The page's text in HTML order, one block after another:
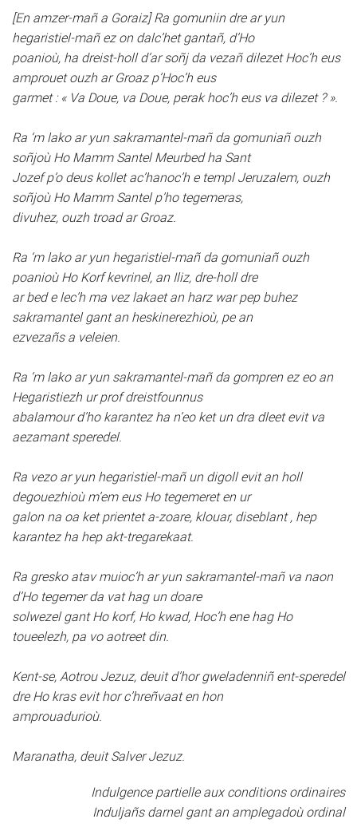
[En amzer-mañ a Goraiz] Ra gomuniin dre ar yun
hegaristiel-mañ ez on dalc’het gantañ, d’Ho
poanioù, ha dreist-holl d’ar soñj da vezañ dilezet Hoc’h eus
amprouet ouzh ar Groaz p’Hoc’h eus
garmet : « Va Doue, va Doue, perak hoc’h eus va dilezet ? ».
Ra ‘m lako ar yun sakramantel-mañ da gomuniañ ouzh
soñjoù Ho Mamm Santel Meurbed ha Sant
Jozef p’o deus kollet ac’hanoc’h e templ Jeruzalem, ouzh
soñjoù Ho Mamm Santel p’ho tegemeras,
divuhez, ouzh troad ar Groaz.
Ra ‘m lako ar yun hegaristiel-mañ da gomuniañ ouzh
poanioù Ho Korf kevrinel, an Iliz, dre-holl dre
ar bed e lec’h ma vez lakaet an harz war pep buhez
sakramantel gant an heskinerezhioù, pe an
ezvezañs a veleien.
Ra ‘m lako ar yun sakramantel-mañ da gompren ez eo an
Hegaristiezh ur prof dreistfounnus
abalamour d’ho karantez ha n’eo ket un dra dleet evit va
aezamant speredel.
Ra vezo ar yun hegaristiel-mañ un digoll evit an holl
degouezhioù m’em eus Ho tegemeret en ur
galon na oa ket prientet a-zoare, klouar, diseblant , hep
karantez ha hep akt-tregarekaat.
Ra gresko atav muioc’h ar yun sakramantel-mañ va naon
d’Ho tegemer da vat hag un doare
solwezel gant Ho korf, Ho kwad, Hoc’h ene hag Ho
toueelezh, pa vo aotreet din.
Kent-se, Aotrou Jezuz, deuit d’hor gweladenniñ ent-speredel
dre Ho kras evit hor c’hreñvaat en hon
amprouadurioù.
Maranatha, deuit Salver Jezuz.
Indulgence partielle aux conditions ordinaires
Induljañs darnel gant an amplegadoù ordinal